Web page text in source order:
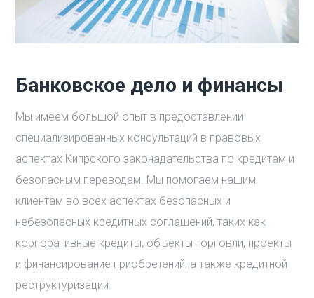
Банковское дело и финансы
Мы имеем большой опыт в предоставлении
специализированных консультаций в правовых
аспектах Кипрского законадательства по кредитам и
безопасным переводам. Мы помогаем нашим
клиентам во всех аспектах безопасных и
небезопасных кредитных соглашений, таких как
корпоративные кредиты, объекты торговли, проекты
и финансирование приобретений, а также кредитной
реструктуризации.